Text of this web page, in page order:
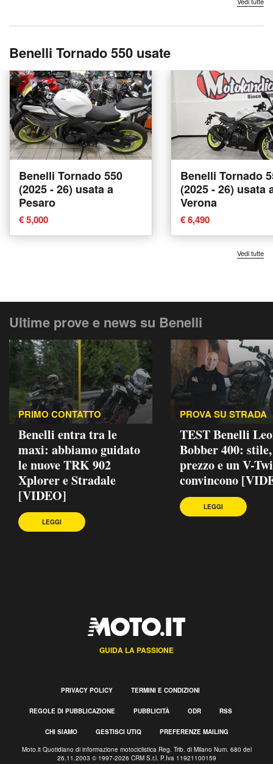
Benelli Tornado 550 usate
Benelli Tornado 550
(2025 - 26) usata a
Pesaro
€ 5,000
Benelli Tornado
(2025 - 26) usata
Verona
€ 6,490
Vedi tutte
Ultime prove e news su Benelli
PRIMO CONTATTO
Benelli entra tra le
maxi: abbiamo guidato
le nuove TRK 902
Xplorer e Stradale
[VIDEO]
LEGGI
PROVA SU STRADA
TEST Benelli
Bobber 400: stile,
prezzo e un V-
convincono
LEGGI
GUIDA LA PASSIONE
PRIVACY POLICY TERMINI E CONDIZIONI
REGOLE DI PUBBLICAZIONE PUBBLICITÀ ODR RSS
CHI SIAMO GESTISCI UTIQ PREFERENZE MAILING
Moto.it Quotidiano di informazione motociclistica Reg. Trib. di Milano Num. 680 del
26.11.2003 © 1997-2026 CRM S.r.l. P.Iva 11921100159